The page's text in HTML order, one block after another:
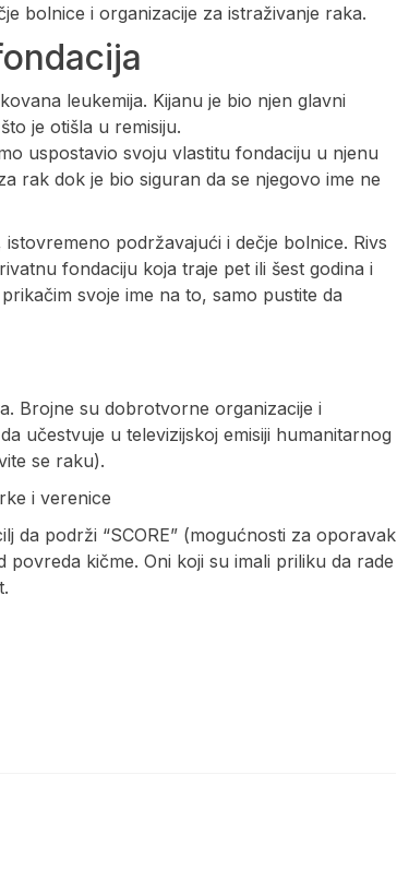
bolnice i organizacije za istraživanje raka.
leukemija. Kijanu je bio njen glavni
je otišla u remisiju.
uspostavio svoju vlastitu fondaciju u njenu
rak dok je bio siguran da se njegovo ime ne
podržavajući i dečje bolnice. Rivs
fondaciju koja traje pet ili šest godina i
svoje ime na to, samo pustite da
Brojne su dobrotvorne organizacije i
učestvuje u televizijskoj emisiji humanitarnog
se raku).
i verenice
da podrži “SCORE” (mogućnosti za oporavak
kičme. Oni koji su imali priliku da rade